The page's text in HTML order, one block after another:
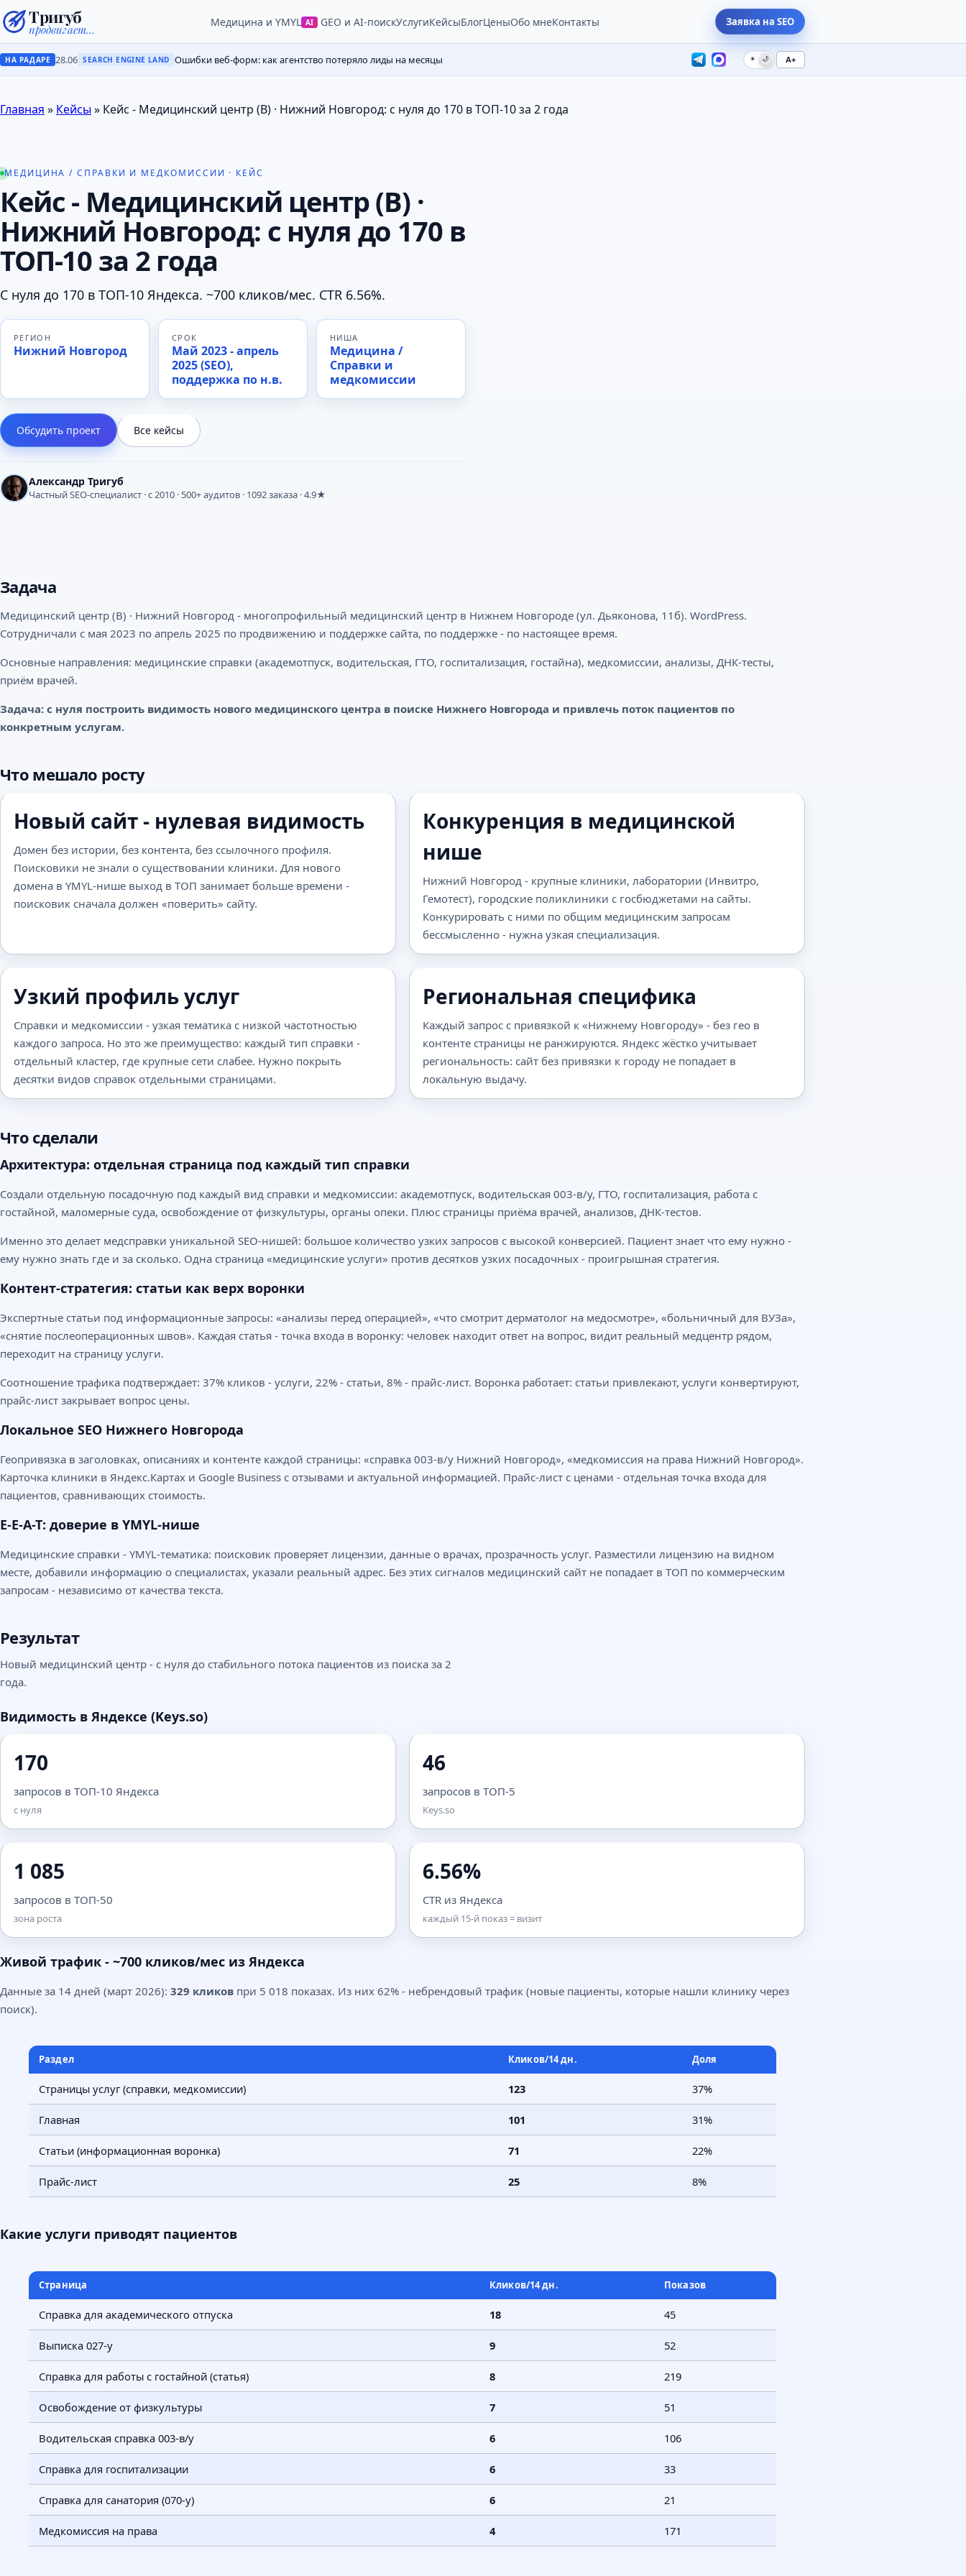
Тригуб
продвигает…
Медицина и YMYL AI GEO и AI-поискУслугиКейсыБлогЦеныОбо мнеКонтакты Заявка на SEO
НА РАДАРЕ 28.06 SEARCH ENGINE LAND Ошибки веб-форм: как агентство потеряло лиды на месяцы ☀ 🌙 A+
Главная » Кейсы» Кейс - Медицинский центр (В) · Нижний Новгород: с нуля до 170 в ТОП-10 за 2 года
МЕДИЦИНА / СПРАВКИ И МЕДКОМИССИИ · КЕЙС
Кейс - Медицинский центр (В) ·
Нижний Новгород: с нуля до 170 в
ТОП-10 за 2 года
С нуля до 170 в ТОП-10 Яндекса. ~700 кликов/мес. CTR 6.56%.
РЕГИОН
Нижний Новгород
СРОК
Май 2023 - апрель
2025 (SEO),
поддержка по н.в.
НИША
Медицина /
Справки и
медкомиссии
Обсудить проект Все кейсы
Александр Тригуб
Частный SEO-специалист · с 2010 · 500+ аудитов · 1092 заказа · 4.9★
Задача
Медицинский центр (В) · Нижний Новгород - многопрофильный медицинский центр в Нижнем Новгороде (ул. Дьяконова, 11б). WordPress.
Сотрудничали с мая 2023 по апрель 2025 по продвижению и поддержке сайта, по поддержке - по настоящее время.
Основные направления: медицинские справки (академотпуск, водительская, ГТО, госпитализация, гостайна), медкомиссии, анализы, ДНК-тесты,
приём врачей.
Задача: с нуля построить видимость нового медицинского центра в поиске Нижнего Новгорода и привлечь поток пациентов по
конкретным услугам.
Что мешало росту
Новый сайт - нулевая видимость
Домен без истории, без контента, без ссылочного профиля.
Поисковики не знали о существовании клиники. Для нового
домена в YMYL-нише выход в ТОП занимает больше времени -
поисковик сначала должен «поверить» сайту.
Конкуренция в медицинской
нише
Нижний Новгород - крупные клиники, лаборатории (Инвитро,
Гемотест), городские поликлиники с госбюджетами на сайты.
Конкурировать с ними по общим медицинским запросам
бессмысленно - нужна узкая специализация.
Узкий профиль услуг
Справки и медкомиссии - узкая тематика с низкой частотностью
каждого запроса. Но это же преимущество: каждый тип справки -
отдельный кластер, где крупные сети слабее. Нужно покрыть
десятки видов справок отдельными страницами.
Региональная специфика
Каждый запрос с привязкой к «Нижнему Новгороду» - без гео в
контенте страницы не ранжируются. Яндекс жёстко учитывает
региональность: сайт без привязки к городу не попадает в
локальную выдачу.
Что сделали
Архитектура: отдельная страница под каждый тип справки
Создали отдельную посадочную под каждый вид справки и медкомиссии: академотпуск, водительская 003-в/у, ГТО, госпитализация, работа с
гостайной, маломерные суда, освобождение от физкультуры, органы опеки. Плюс страницы приёма врачей, анализов, ДНК-тестов.
Именно это делает медсправки уникальной SEO-нишей: большое количество узких запросов с высокой конверсией. Пациент знает что ему нужно -
ему нужно знать где и за сколько. Одна страница «медицинские услуги» против десятков узких посадочных - проигрышная стратегия.
Контент-стратегия: статьи как верх воронки
Экспертные статьи под информационные запросы: «анализы перед операцией», «что смотрит дерматолог на медосмотре», «больничный для ВУЗа»,
«снятие послеоперационных швов». Каждая статья - точка входа в воронку: человек находит ответ на вопрос, видит реальный медцентр рядом,
переходит на страницу услуги.
Соотношение трафика подтверждает: 37% кликов - услуги, 22% - статьи, 8% - прайс-лист. Воронка работает: статьи привлекают, услуги конвертируют,
прайс-лист закрывает вопрос цены.
Локальное SEO Нижнего Новгорода
Геопривязка в заголовках, описаниях и контенте каждой страницы: «справка 003-в/у Нижний Новгород», «медкомиссия на права Нижний Новгород».
Карточка клиники в Яндекс.Картах и Google Business с отзывами и актуальной информацией. Прайс-лист с ценами - отдельная точка входа для
пациентов, сравнивающих стоимость.
E-E-A-T: доверие в YMYL-нише
Медицинские справки - YMYL-тематика: поисковик проверяет лицензии, данные о врачах, прозрачность услуг. Разместили лицензию на видном
месте, добавили информацию о специалистах, указали реальный адрес. Без этих сигналов медицинский сайт не попадает в ТОП по коммерческим
запросам - независимо от качества текста.
Результат
Новый медицинский центр - с нуля до стабильного потока пациентов из поиска за 2
года.
Видимость в Яндексе (Keys.so)
170
запросов в ТОП-10 Яндекса
с нуля
46
запросов в ТОП-5
Keys.so
1 085
запросов в ТОП-50
зона роста
6.56%
CTR из Яндекса
каждый 15-й показ = визит
Живой трафик - ~700 кликов/мес из Яндекса
Данные за 14 дней (март 2026): 329 кликов при 5 018 показах. Из них 62% - небрендовый трафик (новые пациенты, которые нашли клинику через
поиск).
Раздел Кликов/14 дн. Доля
Страницы услуг (справки, медкомиссии) 123 37%
Главная 101 31%
Статьи (информационная воронка) 71 22%
Прайс-лист 25 8%
Какие услуги приводят пациентов
Страница Кликов/14 дн. Показов
Справка для академического отпуска 18 45
Выписка 027-у 9 52
Справка для работы с гостайной (статья) 8 219
Освобождение от физкультуры 7 51
Водительская справка 003-в/у 6 106
Справка для госпитализации 6 33
Справка для санатория (070-у) 6 21
Медкомиссия на права 4 171